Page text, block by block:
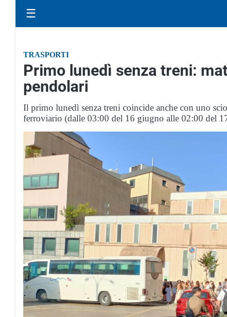
☰
TRASPORTI
Primo lunedì senza treni:
pendolari
Il primo lunedì senza treni coincide anche con uno
ferroviario (dalle 03:00 del 16 giugno alle 02:00 del